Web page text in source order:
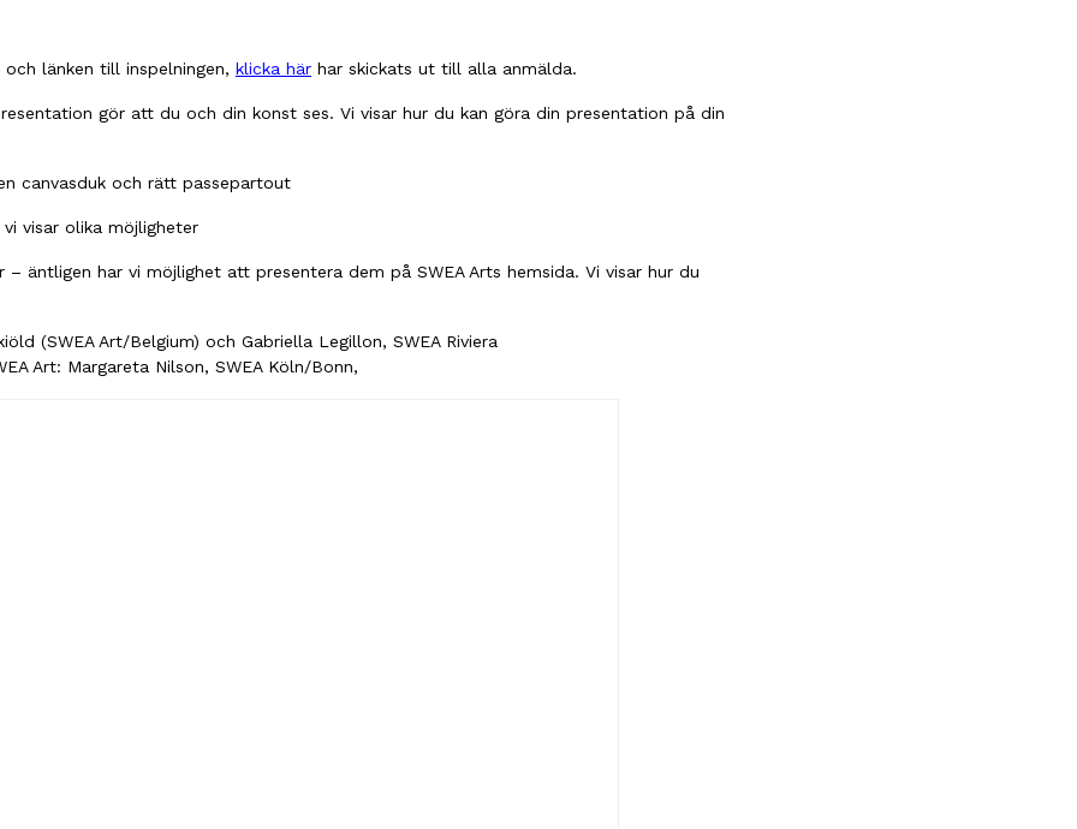
länken till inspelningen, klicka här har skickats ut till alla anmälda.
gör att du och din konst ses. Vi visar hur du kan göra din presentation på din
canvasduk och rätt passepartout
visar olika möjligheter
– äntligen har vi möjlighet att presentera dem på SWEA Arts hemsida. Vi visar hur du
(SWEA Art/Belgium) och Gabriella Legillon, SWEA Riviera
Art: Margareta Nilson, SWEA Köln/Bonn,